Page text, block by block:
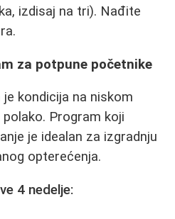
izdisaj na tri). Nađite
za potpune početnike
kondicija na niskom
Program koji
je idealan za izgradnju
opterećenja.
4 nedelje: